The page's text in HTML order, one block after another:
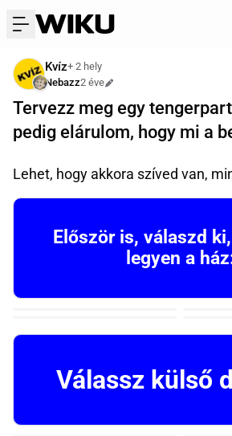
menu
Kvíz+ 2 hely
Nebazz2 éve
Szerkesztve
Tervezz meg egy
pedig elárulom, hogy mi a
Lehet, hogy akkora szíved van,
Először is, válaszd
legyen a
Válassz külső